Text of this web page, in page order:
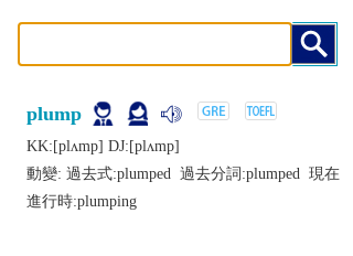
plump
KK:[plʌmp] DJ:[plʌmp]
動變: 過去式:plumped 過去分詞:plumped 現在
進行時:plumping